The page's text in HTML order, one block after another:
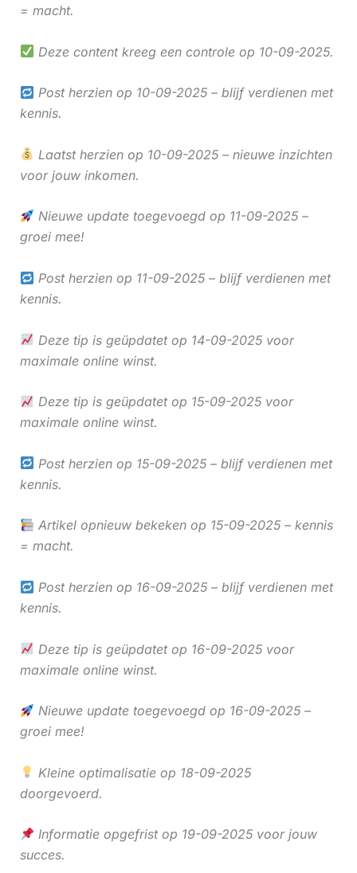
= macht.
Deze content kreeg een controle op 10-09-2025.
Post herzien op 10-09-2025 – blijf verdienen met
kennis.
Laatst herzien op 10-09-2025 – nieuwe inzichten
voor jouw inkomen.
Nieuwe update toegevoegd op 11-09-2025 –
groei mee!
Post herzien op 11-09-2025 – blijf verdienen met
kennis.
Deze tip is geüpdatet op 14-09-2025 voor
maximale online winst.
Deze tip is geüpdatet op 15-09-2025 voor
maximale online winst.
Post herzien op 15-09-2025 – blijf verdienen met
kennis.
Artikel opnieuw bekeken op 15-09-2025 – kennis
= macht.
Post herzien op 16-09-2025 – blijf verdienen met
kennis.
Deze tip is geüpdatet op 16-09-2025 voor
maximale online winst.
Nieuwe update toegevoegd op 16-09-2025 –
groei mee!
Kleine optimalisatie op 18-09-2025
doorgevoerd.
Informatie opgefrist op 19-09-2025 voor jouw
succes.